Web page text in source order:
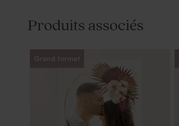
Produits associés
Grand format